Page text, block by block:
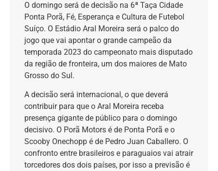
O domingo será de decisão na 6ª Taça Cidade
Ponta Porã, Fé, Esperança e Cultura de Futebol
Suíço. O Estádio Aral Moreira será o palco do
jogo que vai apontar o grande campeão da
temporada 2023 do campeonato mais disputado
da região de fronteira, um dos maiores de Mato
Grosso do Sul.
A decisão será internacional, o que deverá
contribuir para que o Aral Moreira receba
presença gigante de público para o domingo
decisivo. O Porã Motors é de Ponta Porã e o
Scooby Onechopp é de Pedro Juan Caballero. O
confronto entre brasileiros e paraguaios vai atrair
torcedores dos dois países, por isso a previsão é